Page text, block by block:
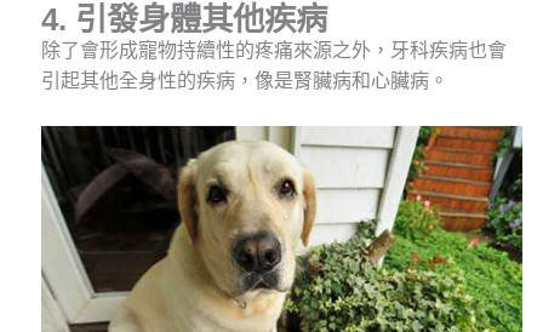
4. 引發身體其他疾病
除了會形成寵物持續性的疼痛來源之外，牙科疾病也會
引起其他全身性的疾病，像是腎臟病和心臟病。